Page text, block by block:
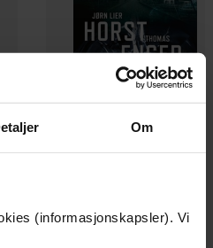
Om
(informasjonskapsler). Vi
349,-